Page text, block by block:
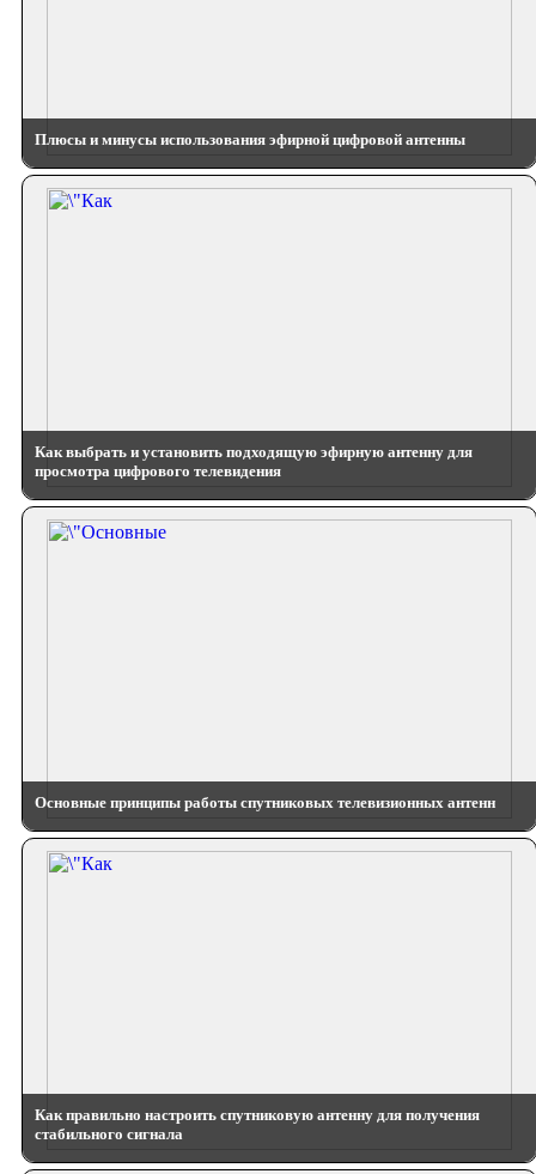
Плюсы и минусы использования эфирной цифровой антенны
Как выбрать и установить подходящую эфирную антенну для
просмотра цифрового телевидения
Основные принципы работы спутниковых телевизионных антенн
Как правильно настроить спутниковую антенну для получения
стабильного сигнала